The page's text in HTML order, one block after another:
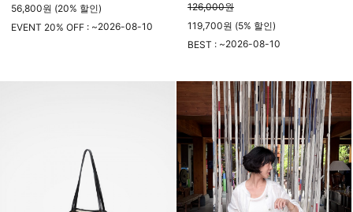
56,800원 (20% 할인)
EVENT 20% OFF : ~2026-08-10
126,000원
119,700원 (5% 할인)
BEST : ~2026-08-10